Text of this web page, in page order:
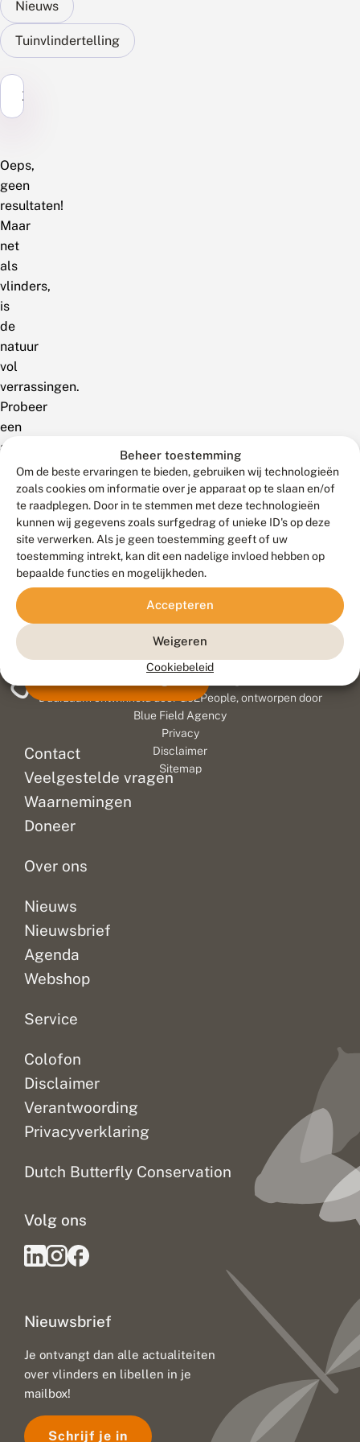
Beheer toestemming
Om de beste ervaringen te bieden, gebruiken wij technologieën
zoals cookies om informatie over je apparaat op te slaan en/of
te raadplegen. Door in te stemmen met deze technologieën
kunnen wij gegevens zoals surfgedrag of unieke ID's op deze
site verwerken. Als je geen toestemming geeft of uw
toestemming intrekt, kan dit een nadelige invloed hebben op
bepaalde functies en mogelijkheden.
Accepteren
Weigeren
Cookiebeleid
Nieuws
Tuinvlindertelling
Zoek...
Oeps,
geen
resultaten!
Maar
net
als
vlinders,
is
de
natuur
vol
verrassingen.
Probeer
een
andere
zoekterm!
Contact
Veelgestelde vragen
Waarnemingen
Doneer
Over ons
Nieuws
Nieuwsbrief
Agenda
Webshop
Service
Colofon
Disclaimer
Verantwoording
Privacyverklaring
Dutch Butterfly Conservation
Nieuwsbrief
Je ontvangt dan alle actualiteiten
over vlinders en libellen in je
mailbox!
Schrijf je in
Volg ons
Duurzaam ontwikkeld door
Go2People, ontworpen door
Blue Field Agency
Privacy
Disclaimer
Sitemap